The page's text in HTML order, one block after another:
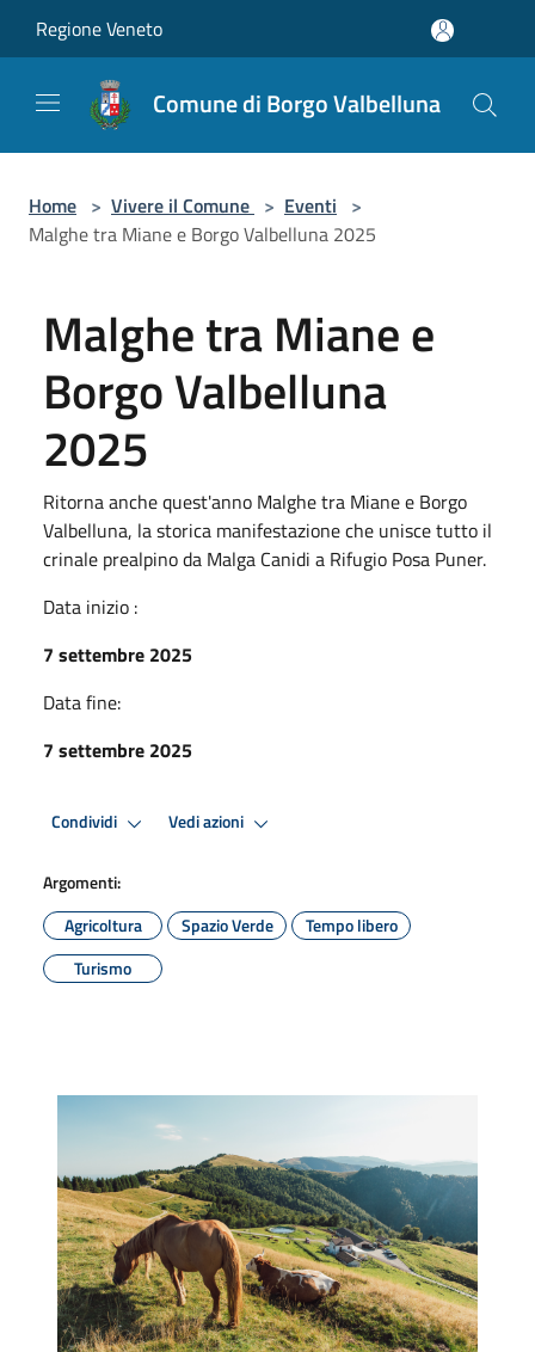
Regione Veneto
Comune di Borgo Valbelluna
Home > Vivere il Comune > Eventi >
Malghe tra Miane e Borgo Valbelluna 2025
Malghe tra Miane e
Borgo Valbelluna
2025
Ritorna anche quest'anno Malghe tra Miane e Borgo
Valbelluna, la storica manifestazione che unisce tutto il
crinale prealpino da Malga Canidi a Rifugio Posa Puner.
Data inizio :
7 settembre 2025
Data fine:
7 settembre 2025
Condividi Vedi azioni
Argomenti:
Agricoltura
Spazio Verde
Tempo libero
Turismo